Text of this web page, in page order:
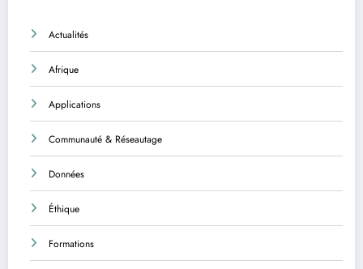
Actualités
Afrique
Applications
Communauté & Réseautage
Données
Éthique
Formations